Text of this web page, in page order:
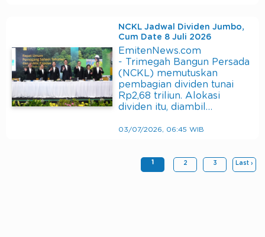
NCKL Jadwal Dividen Jumbo,
Cum Date 8 Juli 2026
EmitenNews.com
- Trimegah Bangun Persada
(NCKL) memutuskan
pembagian dividen tunai
Rp2,68 triliun. Alokasi
dividen itu, diambil…
03/07/2026, 06:45 WIB
1 2 3 Last ›